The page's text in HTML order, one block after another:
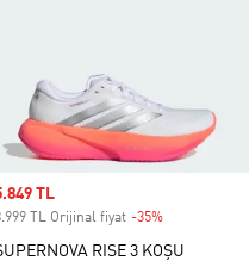
price
TL
TL Orijinal fiyat -35%
RISE 3 KOŞU